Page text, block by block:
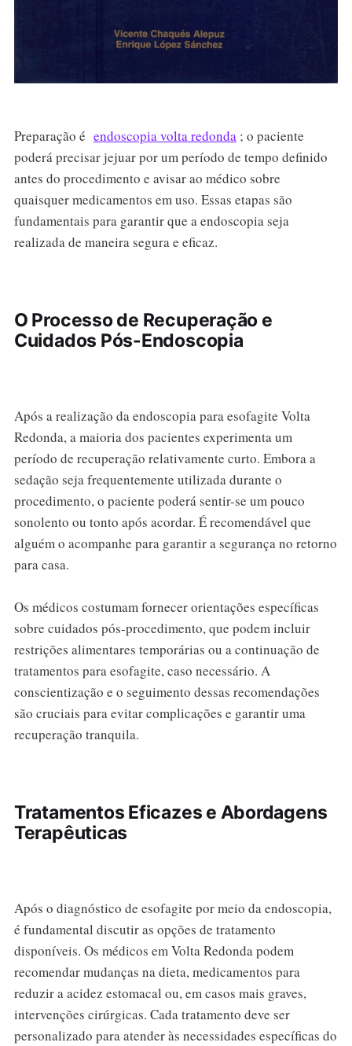
Preparação é endoscopia volta redonda; o paciente
poderá precisar jejuar por um período de tempo definido
antes do procedimento e avisar ao médico sobre
quaisquer medicamentos em uso. Essas etapas são
fundamentais para garantir que a endoscopia seja
realizada de maneira segura e eficaz.
O Processo de Recuperação e
Cuidados Pós-Endoscopia
Após a realização da endoscopia para esofagite Volta
Redonda, a maioria dos pacientes experimenta um
período de recuperação relativamente curto. Embora a
sedação seja frequentemente utilizada durante o
procedimento, o paciente poderá sentir-se um pouco
sonolento ou tonto após acordar. É recomendável que
alguém o acompanhe para garantir a segurança no retorno
para casa.
Os médicos costumam fornecer orientações específicas
sobre cuidados pós-procedimento, que podem incluir
restrições alimentares temporárias ou a continuação de
tratamentos para esofagite, caso necessário. A
conscientização e o seguimento dessas recomendações
são cruciais para evitar complicações e garantir uma
recuperação tranquila.
Tratamentos Eficazes e Abordagens
Terapêuticas
Após o diagnóstico de esofagite por meio da endoscopia,
é fundamental discutir as opções de tratamento
disponíveis. Os médicos em Volta Redonda podem
recomendar mudanças na dieta, medicamentos para
reduzir a acidez estomacal ou, em casos mais graves,
intervenções cirúrgicas. Cada tratamento deve ser
personalizado para atender às necessidades específicas do